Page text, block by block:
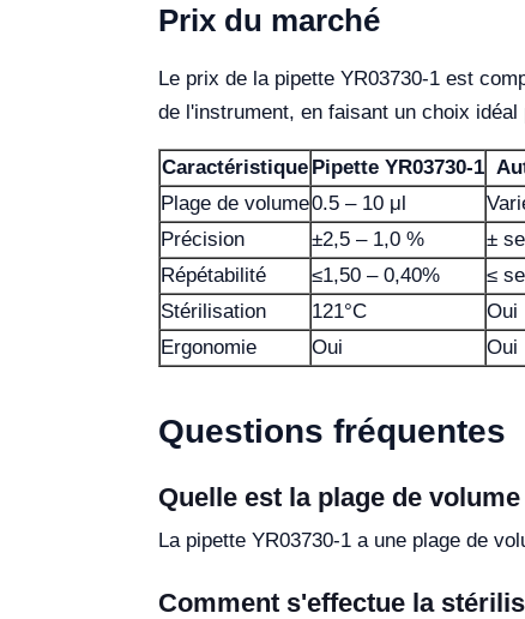
Prix du marché
Le prix de la pipette YR03730-1 est
de l'instrument, en faisant un choix
Caractéristique Pipette YR03730-1
Plage de volume0.5 – 10 μl
Précision
±2,5 – 1,0 %
±
Répétabilité
≤1,50 – 0,40%
≤
Stérilisation
121°C
Oui
Ergonomie
Oui Oui
Questions fréquentes
Quelle est la plage de
La pipette YR03730-1 a une plage de
Comment s'effectue la